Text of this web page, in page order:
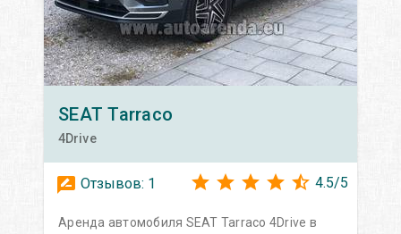
SEAT Tarraco
4Drive
Отзывов: 1 4.5/5
Аренда автомобиля SEAT Tarraco 4Drive в